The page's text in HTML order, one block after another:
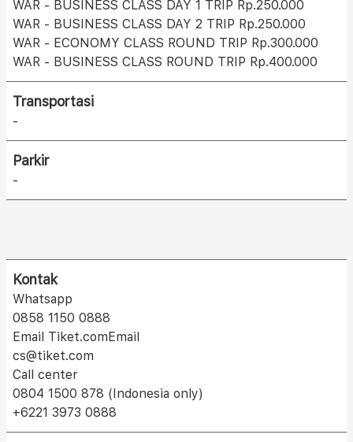
WAR - BUSINESS CLASS DAY 1 TRIP Rp.250.000
WAR - BUSINESS CLASS DAY 2 TRIP Rp.250.000
WAR - ECONOMY CLASS ROUND TRIP Rp.300.000
WAR - BUSINESS CLASS ROUND TRIP Rp.400.000
Transportasi
-
Parkir
-
Kontak
Whatsapp
0858 1150 0888
Email Tiket.comEmail
cs@tiket.com
Call center
0804 1500 878 (Indonesia only)
+6221 3973 0888